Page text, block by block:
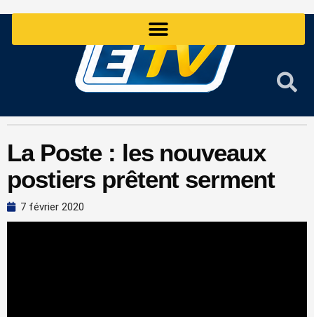
La Poste : les nouveaux
postiers prêtent serment
7 février 2020